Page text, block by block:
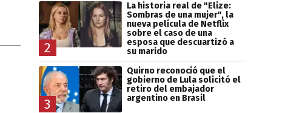
2
La historia real de "Elize:
Sombras de una mujer", la
nueva película de Netflix
sobre el caso de una
esposa que descuartizó a
su marido
3
Quirno reconoció que el
gobierno de Lula solicitó el
retiro del embajador
argentino en Brasil